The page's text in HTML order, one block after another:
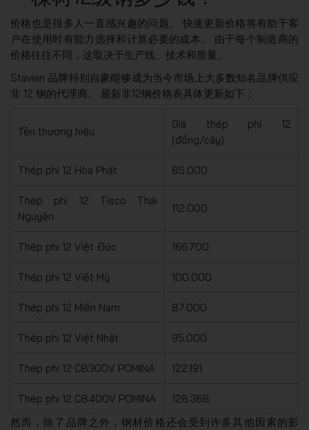
价格也是很多人一直感兴趣的问题。 快速更新价格将有助于客
户在使用时有能力选择和计算必要的成本。 由于每个制造商的
价格往往不同，这取决于生产线、技术和质量。
Stavian 品牌特别自豪能够成为当今市场上大多数知名品牌供应
非 12 钢的代理商。 最新非12钢价格表具体更新如下：
Tên thương hiệu
Giá thép phi 12
(đồng/cây)
Thép phi 12 Hòa Phát 85.000
Thép phi 12 Tisco Thái
Nguyên
112.000
Thép phi 12 Việt Đức 166.700
Thép phi 12 Việt Mỹ 100.000
Thép phi 12 Miền Nam 87.000
Thép phi 12 Việt Nhật 95.000
Thép phi 12 CB300V POMINA 122.191
Thép phi 12 CB400V POMINA
128.368
然而，除了品牌之外，钢材价格还会受到许多其他因素的影